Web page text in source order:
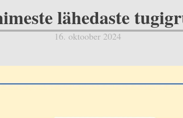
lähedaste
16. oktoober 2024